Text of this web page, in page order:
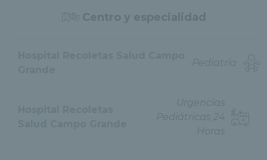
Centro y especialidad
Pediatría
Urgencias
Pediátricas 24
Horas